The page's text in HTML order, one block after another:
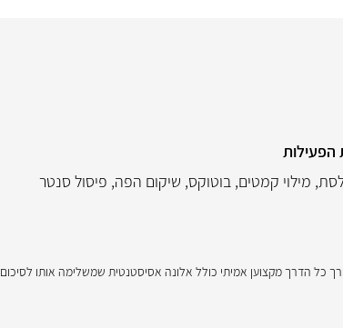
, מילוי קמטים, בוטוקס, שיקום הפה, פיסול סנטר
כל הדרך מקצוען אמיתי כולל אלונה אסיסטנטית שמשלימה אותו לסיכום